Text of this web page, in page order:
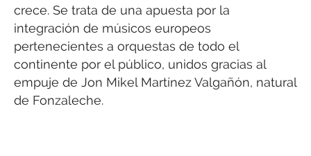
crece. Se trata de una apuesta por la
integración de músicos europeos
pertenecientes a orquestas de todo el
continente por el público, unidos gracias al
empuje de Jon Mikel Martínez Valgañón, natural
de Fonzaleche.